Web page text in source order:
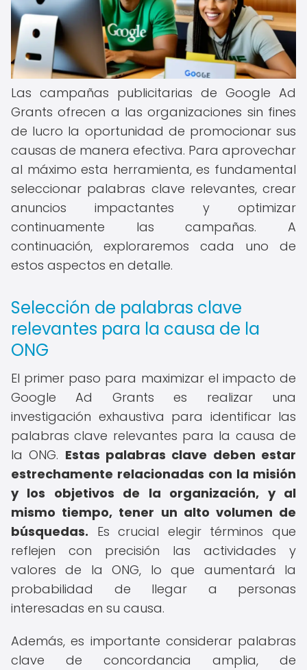
Las campañas publicitarias de Google Ad
Grants ofrecen a las organizaciones sin fines
de lucro la oportunidad de promocionar sus
causas de manera efectiva. Para aprovechar
al máximo esta herramienta, es fundamental
seleccionar palabras clave relevantes, crear
anuncios impactantes y optimizar
continuamente las campañas. A
continuación, exploraremos cada uno de
estos aspectos en detalle.
Selección de palabras clave
relevantes para la causa de la
ONG
El primer paso para maximizar el impacto de
Google Ad Grants es realizar una
investigación exhaustiva para identificar las
palabras clave relevantes para la causa de
la ONG. Estas palabras clave deben estar
estrechamente relacionadas con la misión
y los objetivos de la organización, y al
mismo tiempo, tener un alto volumen de
búsquedas. Es crucial elegir términos que
reflejen con precisión las actividades y
valores de la ONG, lo que aumentará la
probabilidad de llegar a personas
interesadas en su causa.
Además, es importante considerar palabras
clave de concordancia amplia, de